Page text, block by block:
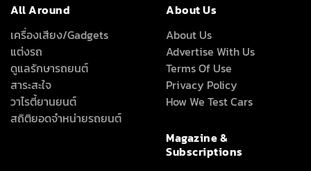
All Around
เครื่องเสียง/Gadgets
แต่งรถ
ดูแลรักษารถยนต์
สาระสะใจ
วาไรตี้ยานยนต์
สถิติยอดจำหน่ายรถยนต์
About Us
About Us
Advertise With Us
Terms Of Use
Privacy Policy
How We Test Cars
Magazine &
Subscriptions